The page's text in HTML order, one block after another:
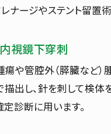
ナージやステント留置
視鏡下穿刺
や管腔外（膵臓など）
出し、針を刺して検体
診断に用います。